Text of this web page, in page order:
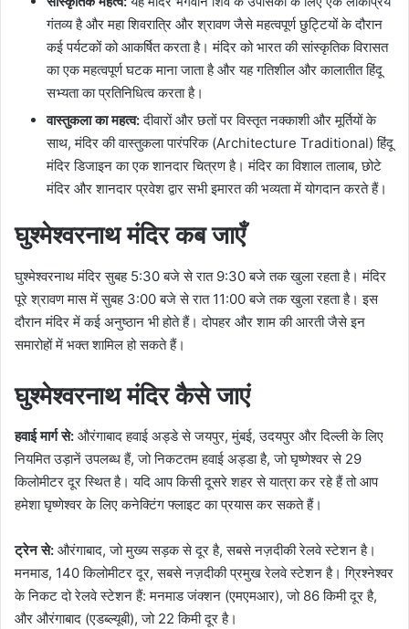
गंतव्य है और महा शिवरात्रि और श्रावण जैसे महत्वपूर्ण छुट्टियों के दौरान
कई पर्यटकों को आकर्षित करता है। मंदिर को भारत की सांस्कृतिक विरासत
का एक महत्वपूर्ण घटक माना जाता है और यह गतिशील और कालातीत हिंदू
सभ्यता का प्रतिनिधित्व करता है।
वास्तुकला का महत्व:दीवारों और छतों पर विस्तृत नक्काशी और मूर्तियों के
साथ, मंदिर की वास्तुकला पारंपरिक (Architecture Traditional) हिंदू
मंदिर डिजाइन का एक शानदार चित्रण है। मंदिर का विशाल तालाब, छोटे
मंदिर और शानदार प्रवेश द्वार सभी इमारत की भव्यता में योगदान करते हैं।
घुश्मेश्वरनाथ मंदिर कब जाएँ
घुश्मेश्वरनाथ मंदिर सुबह 5:30 बजे से रात 9:30 बजे तक खुला रहता है। मंदिर
पूरे श्रावण मास में सुबह 3:00 बजे से रात 11:00 बजे तक खुला रहता है। इस
दौरान मंदिर में कई अनुष्ठान भी होते हैं। दोपहर और शाम की आरती जैसे इन
समारोहों में भक्त शामिल हो सकते हैं।
घुश्मेश्वरनाथ मंदिर कैसे जाएं
हवाई मार्ग से: औरंगाबाद हवाई अड्डे से जयपुर, मुंबई, उदयपुर और दिल्ली के लिए
नियमित उड़ानें उपलब्ध हैं, जो निकटतम हवाई अड्डा है, जो घृष्णेश्वर से 29
किलोमीटर दूर स्थित है। यदि आप किसी दूसरे शहर से यात्रा कर रहे हैं तो आप
हमेशा घृष्णेश्वर के लिए कनेक्टिंग फ्लाइट का प्रयास कर सकते हैं।
ट्रेन से: औरंगाबाद, जो मुख्य सड़क से दूर है, सबसे नज़दीकी रेलवे स्टेशन है।
मनमाड, 140 किलोमीटर दूर, सबसे नज़दीकी प्रमुख रेलवे स्टेशन है। ग्रिश्नेश्वर
के निकट दो रेलवे स्टेशन हैं: मनमाड जंक्शन (एमएमआर), जो 86 किमी दूर है,
और औरंगाबाद (एडब्ल्यूबी), जो 22 किमी दूर है।